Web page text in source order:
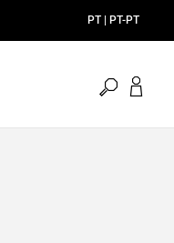
PT | PT-PT
pesquisa